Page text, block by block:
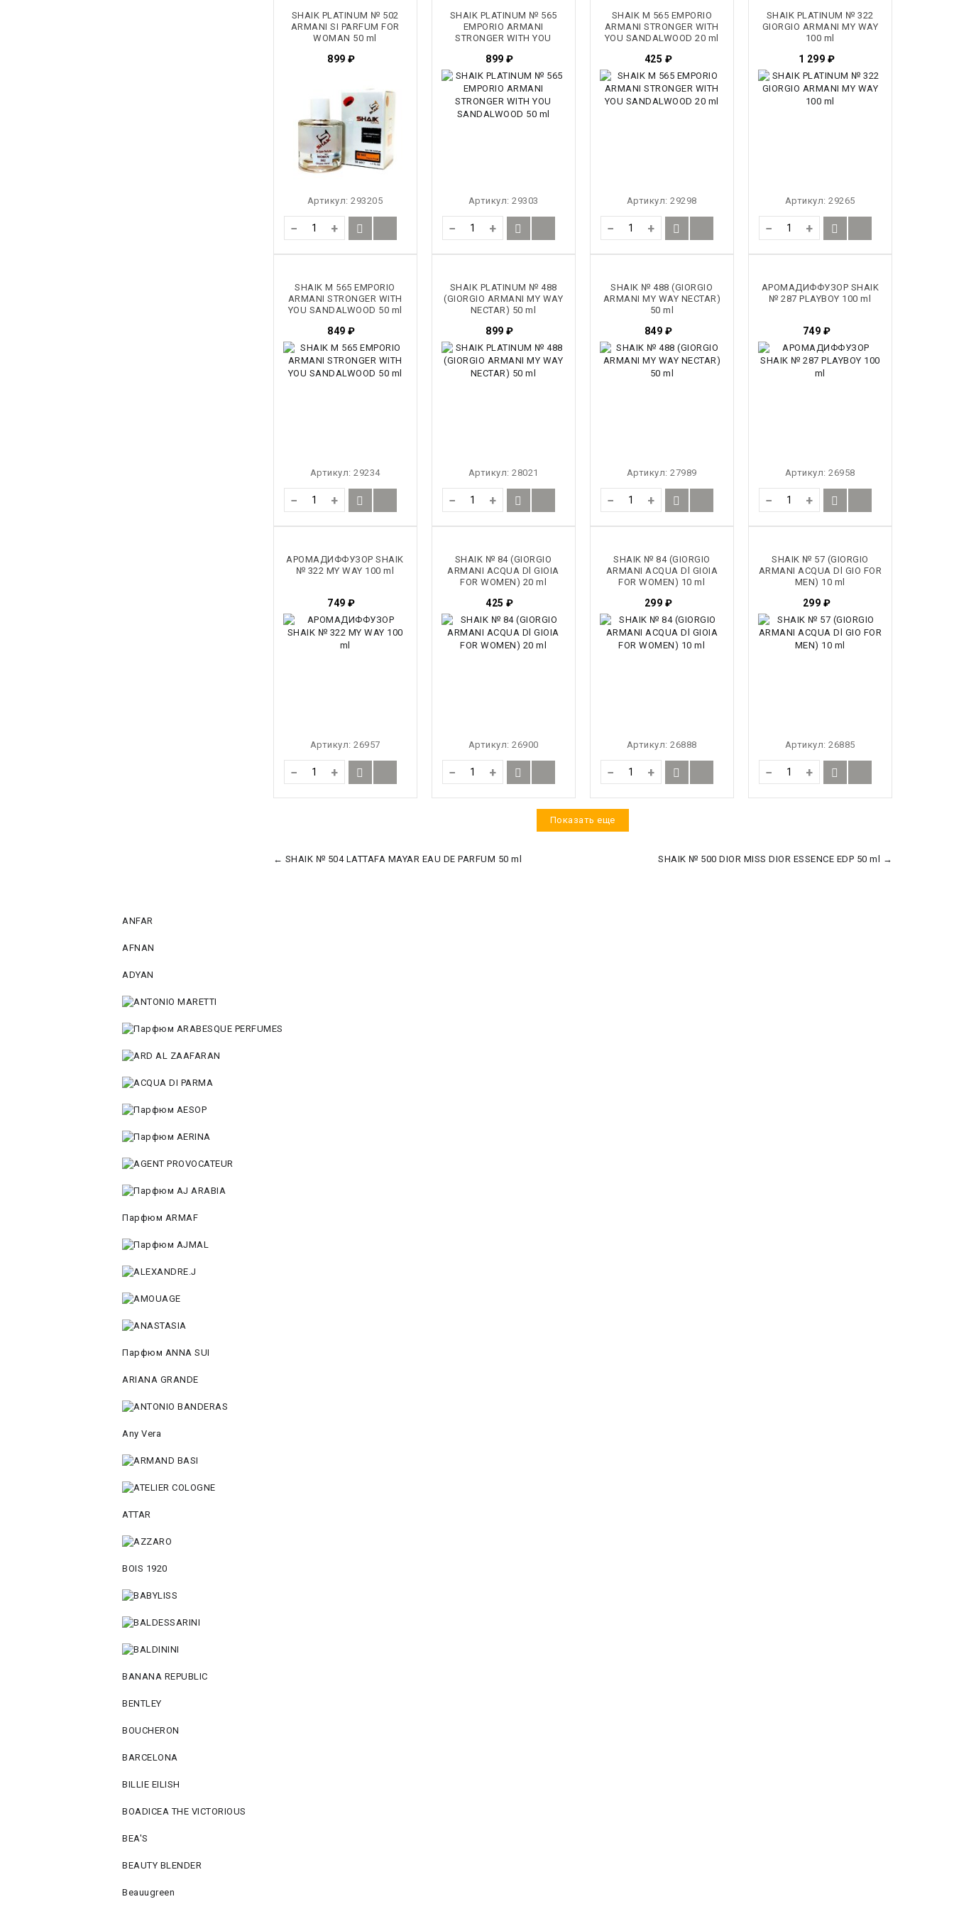
SHAIK PLATINUM № 502
ARMANI SI PARFUM FOR
WOMAN 50 ml
899 ₽
Артикул:293205
− +
SHAIK PLATINUM № 565
EMPORIO ARMANI
STRONGER WITH YOU
899 ₽
Артикул:29303
− +
SHAIK M 565 EMPORIO
ARMANI STRONGER WITH
YOU SANDALWOOD 20 ml
425 ₽
Артикул:29298
− +
SHAIK PLATINUM № 322
GIORGIO ARMANI MY WAY
100 ml
1 299 ₽
Артикул:29265
− +
SHAIK M 565 EMPORIO
ARMANI STRONGER WITH
YOU SANDALWOOD 50 ml
849 ₽
Артикул:29234
− +
SHAIK PLATINUM № 488
(GIORGIO ARMANI MY WAY
NECTAR) 50 ml
899 ₽
Артикул:28021
− +
SHAIK № 488 (GIORGIO
ARMANI MY WAY NECTAR)
50 ml
849 ₽
Артикул:27989
− +
АРОМАДИФФУЗОР SHAIK
№ 287 PLAYBOY 100 ml
749 ₽
Артикул:26958
− +
АРОМАДИФФУЗОР SHAIK
№ 322 MY WAY 100 ml
749 ₽
Артикул:26957
− +
SHAIK № 84 (GIORGIO
ARMANI ACQUA Dl GIOIA
FOR WOMEN) 20 ml
425 ₽
Артикул:26900
− +
SHAIK № 84 (GIORGIO
ARMANI ACQUA Dl GIOIA
FOR WOMEN) 10 ml
299 ₽
Артикул:26888
− +
SHAIK № 57 (GIORGIO
ARMANI ACQUA Dl GIO FOR
MEN) 10 ml
299 ₽
Артикул:26885
− +
Показать еще
← SHAIK № 504 LATTAFA MAYAR EAU DE PARFUM 50 ml SHAIK № 500 DIOR MISS DIOR ESSENCE EDP 50 ml →
ANFAR
AFNAN
ADYAN
Парфюм ARMAF
Парфюм ANNA SUI
ARIANA GRANDE
Any Vera
ATTAR
BOIS 1920
BANANA REPUBLIC
BENTLEY
BOUCHERON
BARCELONA
BILLIE EILISH
BOADICEA THE VICTORIOUS
BEA'S
BEAUTY BLENDER
Beauugreen